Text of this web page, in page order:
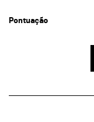
Pontuação